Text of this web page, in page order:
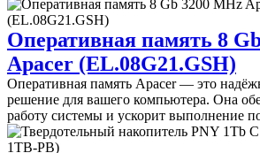
Оперативная память 8
Apacer (EL.08G21.GSH)
Оперативная память Apacer — это
решение для вашего компьютера. Она
работу системы и ускорит выполнение